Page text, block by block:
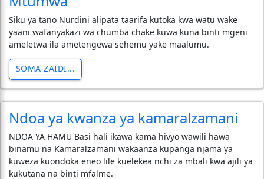
Siku ya tano Nurdini alipata taarifa kutoka kwa watu wake
yaani wafanyakazi wa chumba chake kuwa kuna binti mgeni
ameletwa ila ametengewa sehemu yake maalumu.
SOMA ZAIDI...
Ndoa ya kwanza ya kamaralzamani
NDOA YA HAMU Basi hali ikawa kama hivyo wawili hawa
binamu na Kamaralzamani wakaanza kupanga njama ya
kuweza kuondoka eneo lile kuelekea nchi za mbali kwa ajili ya
kukutana na binti mfalme.